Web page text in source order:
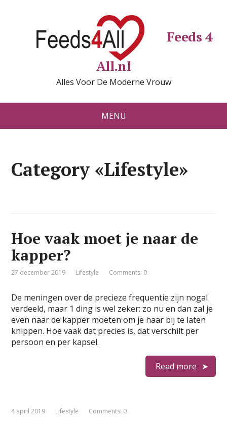
Feeds 4
All.nl
Alles Voor De Moderne Vrouw
MENU
Category «Lifestyle»
Hoe vaak moet je naar de
kapper?
27 december 2019 Lifestyle Comments: 0
De meningen over de precieze frequentie zijn nogal
verdeeld, maar 1 ding is wel zeker: zo nu en dan zal je
even naar de kapper moeten om je haar bij te laten
knippen. Hoe vaak dat precies is, dat verschilt per
persoon en per kapsel.
Read more
4 april 2019 Lifestyle Comments: 0